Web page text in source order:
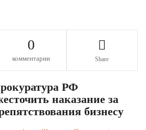
0
комментарии Share
РФ
наказание за
бизнесу